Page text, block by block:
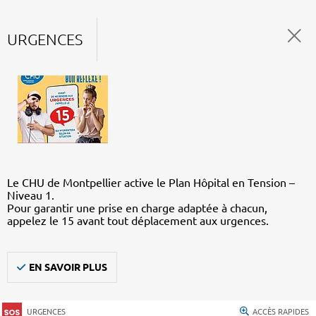
URGENCES
Le CHU de Montpellier active le Plan Hôpital en Tension –
Niveau 1.
Pour garantir une prise en charge adaptée à chacun,
appelez le 15 avant tout déplacement aux urgences.
EN SAVOIR PLUS
URGENCES ACCÈS RAPIDES